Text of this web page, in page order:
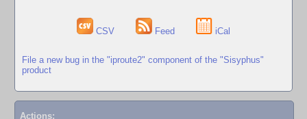
CSV Feed iCal
File a new bug in the "iproute2" component of the "Sisyphus"
product
Actions: